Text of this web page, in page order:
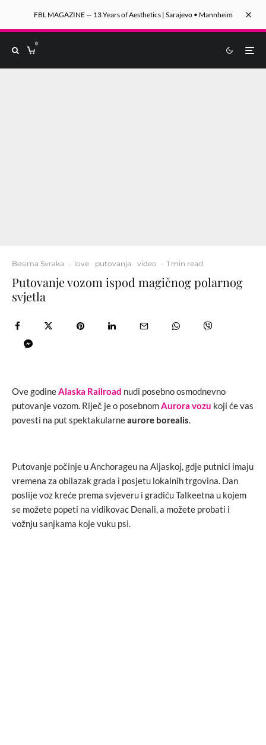
FBL MAGAZINE — 13 Years of Aesthetics | Sarajevo • Mannheim
0
Besima Svraka · love putovanja video · 1 min read
Putovanje vozom ispod magičnog polarnog
svjetla
Ove godineAlaska Railroad nudi posebno osmodnevno
putovanje vozom. Riječ je o posebnomAurora vozu koji će vas
povesti na put spektakularneaurore borealis.
Putovanje počinje u Anchorageu na Aljaskoj, gdje putnici imaju
vremena za obilazak grada i posjetu lokalnih trgovina. Dan
poslije voz kreće prema svjeveru i gradiću Talkeetna u kojem
se možete popeti na vidikovac Denali, a možete probati i
vožnju sanjkama koje vuku psi.